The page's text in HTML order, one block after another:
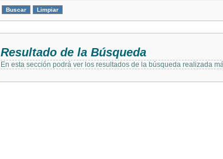
Resultado de la Búsqueda
En esta sección podrá ver los resultados de la búsqueda realizada